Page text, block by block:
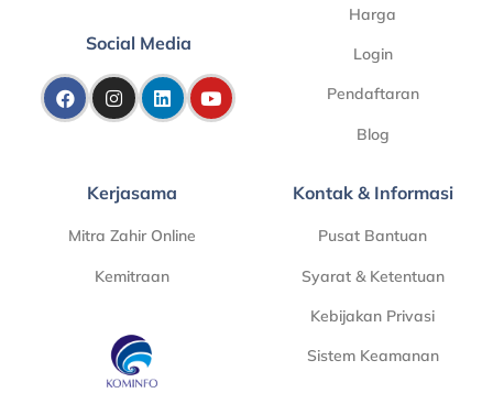
Social Media
Harga
Login
Pendaftaran
Blog
Kerjasama
Mitra Zahir Online
Kemitraan
Kontak & Informasi
Pusat Bantuan
Syarat & Ketentuan
Kebijakan Privasi
Sistem Keamanan